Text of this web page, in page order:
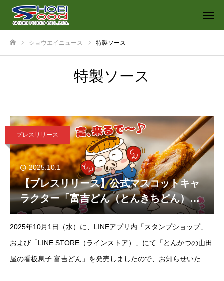
ショウエイニュース 特製ソース
特製ソース
プレスリリース
2025.10.1
【プレスリリース】公式マスコットキャ
ラクター「富吉どん（とんきちどん）」
のLINEスタンプが登場！「とんかつの山
田屋の看板息子 富吉どん」発売のお知ら
せ。
2025年10月1日（水）に、LINEアプリ内「スタンプショップ」
および「LINE STORE（ラインストア）」にて「とんかつの山田
屋の看板息子 富吉どん」を発売しましたので、お知らせいたし